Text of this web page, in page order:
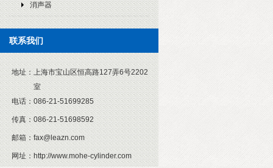
消声器
联系我们
地址： 上海市宝山区恒高路127弄6号2202
室
电话： 086-21-51699285
传真： 086-21-51698592
邮箱： fax@leazn.com
网址： http://www.mohe-cylinder.com